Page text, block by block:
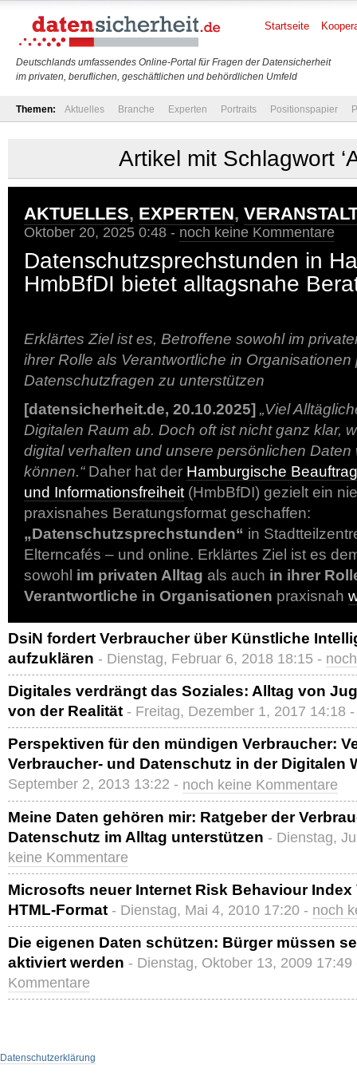
Deutschlands umfassendes Online-Portal für Fragen der Datensicherheit
im privaten, beruflichen, geschäftlichen und behördlichen Umfeld
Startseite
Themen: Aktuelles Branche Experten Portraits Positionspapier
Artikel mit Schlagwort
AKTUELLES, EXPERTEN,
Oktober 20, 2025 0:48 - noch keine Kommentare
Datenschutzsprechstunden in
HmbBfDI bietet alltagsnahe
Erklärtes Ziel ist es, Betroffene sowohl im
ihrer Rolle als Verantwortliche in Organisationen
Datenschutzfragen zu unterstützen
[datensicherheit.de, 20.10.2025] „Viel
Digitalen Raum ab. Doch oft ist nicht ganz klar,
digital verhalten und unsere persönlichen
können.“Daher hat der Hamburgische
und Informationsfreiheit (HmbBfDI) gezielt ein
praxisnahes Beratungsformat geschaffen:
„Datenschutzsprechstunden“ in
Elterncafés – und online. Erklärtes Ziel ist es
sowohl im privaten Alltag als auch in ihrer
Verantwortliche in Organisationen praxisnah
DsiN fordert Verbraucher über Künstliche
aufzuklären - Dienstag, Februar 6, 2018 18:15 -
Digitales verdrängt das Soziales: Alltag von
von der Realität - Freitag, Dezember 1, 2017 14:18
Perspektiven für den mündigen Verbraucher:
Verbraucher- und Datenschutz in der Digitalen
September 2, 2013 13:22 - noch keine Kommentare
Meine Daten gehören mir: Ratgeber der
Datenschutz im Alltag unterstützen - Dienstag,
keine Kommentare
Microsofts neuer Internet Risk Behaviour Index
HTML-Format - Dienstag, Mai 4, 2010 17:20 - noch
Die eigenen Daten schützen: Bürger müssen
aktiviert werden - Dienstag, Oktober 13, 2009
Kommentare
Datenschutzerklärung